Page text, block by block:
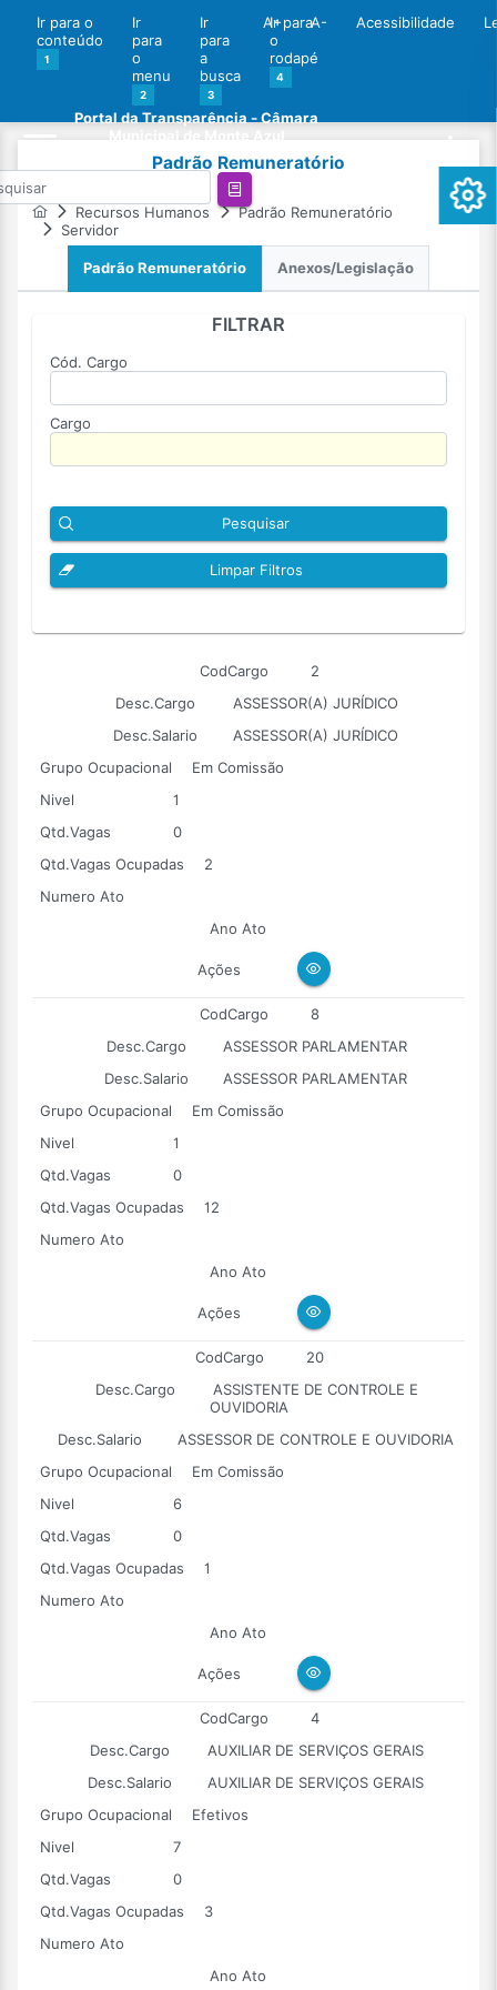
Ir para o
conteúdo
1
Ir
para
o
menu
2
Ir
para
a
busca
3
Ir para
o
rodapé
4
A+ A- Acessibilidade
Portal da Transparência - Câmara
Padrão Remuneratório
Recursos Humanos
Padrão Remuneratório
Servidor
Padrão Remuneratório Anexos/Legislação
FILTRAR
Cód. Cargo
Cargo
Pesquisar
Limpar Filtros
CodCargo
2
Desc.Cargo
ASSESSOR(A) JURÍDICO
Desc.Salario
ASSESSOR(A) JURÍDICO
Grupo Ocupacional
Em Comissão
Nivel
1
Qtd.Vagas
0
Qtd.Vagas Ocupadas
2
Numero Ato
Ano Ato
Ações
CodCargo
8
Desc.Cargo
ASSESSOR PARLAMENTAR
Desc.Salario
ASSESSOR PARLAMENTAR
Grupo Ocupacional
Em Comissão
Nivel
1
Qtd.Vagas
0
Qtd.Vagas Ocupadas
12
Numero Ato
Ano Ato
Ações
CodCargo
20
Desc.Cargo
ASSISTENTE DE CONTROLE E
OUVIDORIA
Desc.Salario
ASSESSOR DE CONTROLE E OUVIDORIA
Grupo Ocupacional
Em Comissão
Nivel
6
Qtd.Vagas
0
Qtd.Vagas Ocupadas
1
Numero Ato
Ano Ato
Ações
CodCargo
4
Desc.Cargo
AUXILIAR DE SERVIÇOS GERAIS
Desc.Salario
AUXILIAR DE SERVIÇOS GERAIS
Grupo Ocupacional
Efetivos
Nivel
7
Qtd.Vagas
0
Qtd.Vagas Ocupadas
3
Numero Ato
Ano Ato